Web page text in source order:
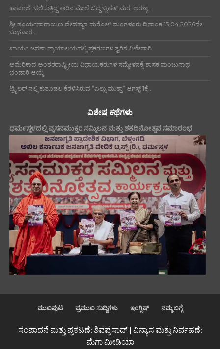
ಹಾವಂಜೆ: ಚಲಿಸುತ್ತಿದ್ದ ಕಾರಿನ ಮೇಲೆ ಬಿದ್ದ ಬೃಹತ್ ಮರ; ಅರಣ್ಯ...
ಶ್ರೀ ಸೂರ್ಯನಾರಾಯಣ ದೇವಸ್ಥಾನ ಮರೋಳಿ ಮಂಗಳೂರು ದಿನಾಂಕ 15.04.2026ನೇ
ಬುಧವಾರ...
ಖಾಯಂ ಜನತಾ ನ್ಯಾಯಾಲಯದಲ್ಲಿ ಪ್ರಕರಣಗಳ ತ್ವರಿತ ವಿಲೇವಾರಿ
ಅಮೆರಿಕಾದ ಅಂತರರಾಷ್ಟ್ರೀಯ ವಿಧಾಯಕರುಗಳ ಸಮ್ಮೇಳನಕ್ಕೆ ಶಾಸಕ ಮಂಜುನಾಥ
ಭಂಡಾರಿ ಆಯ್ಕೆ
ಟ್ರೈಲರ್ ನಲ್ಲಿ ಕುತೂಹಲ ಕೆರಳಿಸಿರುವ “ಎಲ್ಟು ಮುತ್ತಾ” ಆಗಸ್ಟ್ 1ಕ್ಕೆ...
ವಿಶೇಷ ಕಥೆಗಳು
ಧರ್ಮಸ್ಥಳದಲ್ಲಿ ವ್ಯಸನಮುಕ್ತರ ಸಮ್ಮಿಲನ ಮತ್ತು ಶತದಿನೋತ್ಸವ ಸಮಾರಂಭ
ಮುಖಪುಟ ಪ್ರಮುಖ ಸುದ್ದಿಗಳು ಇಂಗ್ಲಿಷ್ ನಮ್ಮ ಬಗ್ಗೆ
ಸಂಪಾದನೆ ಮತ್ತು ಪ್ರಕಟಣೆ: ಶಿವಪ್ರಸಾದ್ | ವಿನ್ಯಾಸ ಮತ್ತು ನಿರ್ವಹಣೆ:
ಮೆಗಾ ಮೀಡಿಯಾ